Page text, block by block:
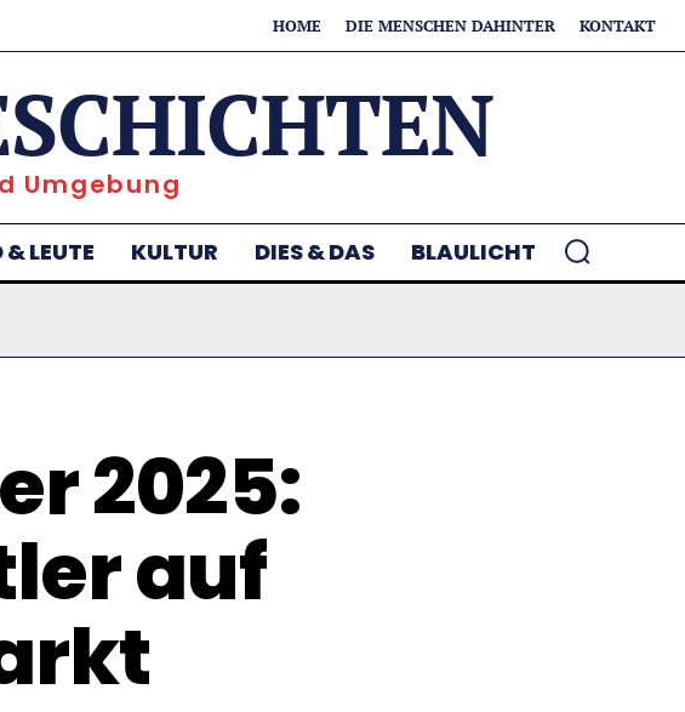
HOME DIE MENSCHEN DAHINTER KONTAKT
Umgebung
LEUTE KULTUR DIES & DAS BLAULICHT
2025:
auf